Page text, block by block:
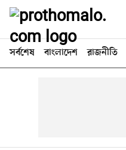
সর্বশেষ বাংলাদেশ রাজনীতি